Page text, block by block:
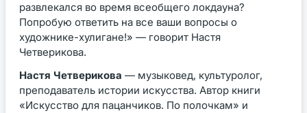
развлекался во время всеобщего локдауна?
Попробую ответить на все ваши вопросы о
художнике-хулигане!» — говорит Настя
Четверикова.
Настя Четверикова — музыковед, культуролог,
преподаватель истории искусства. Автор книги
«Искусство для пацанчиков. По полочкам» и